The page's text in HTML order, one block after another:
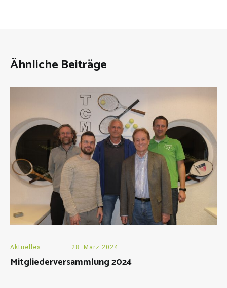
Ähnliche Beiträge
Aktuelles 28. März 2024
Mitgliederversammlung 2024